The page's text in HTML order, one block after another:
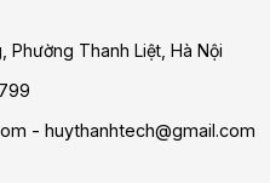
Phường Thanh Liệt, Hà Nội
- huythanhtech@gmail.com